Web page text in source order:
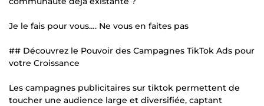
Je le fais pour vous…. Ne vous en faites pas
## Découvrez le Pouvoir des Campagnes TikTok Ads pour
votre Croissance
Les campagnes publicitaires sur tiktok permettent de
toucher une audience large et diversifiée, captant